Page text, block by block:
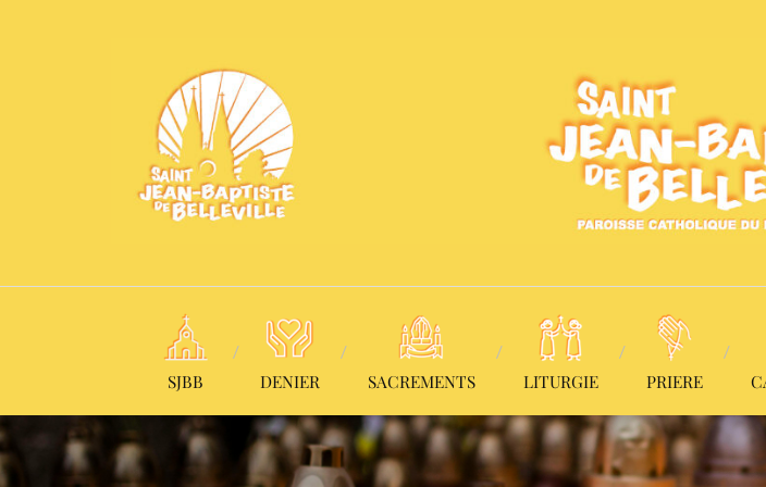
SJBB DENIER SACREMENTS LITURGIE PRIERE